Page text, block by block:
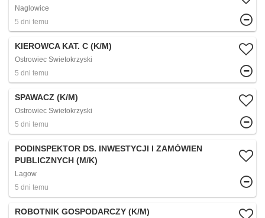
Naglowice
5 dni temu
KIEROWCA KAT. C (K/M)
Ostrowiec Swietokrzyski
5 dni temu
SPAWACZ (K/M)
Ostrowiec Swietokrzyski
5 dni temu
PODINSPEKTOR DS. INWESTYCJI I ZAMÓWIEN
PUBLICZNYCH (M/K)
Lagow
5 dni temu
ROBOTNIK GOSPODARCZY (K/M)